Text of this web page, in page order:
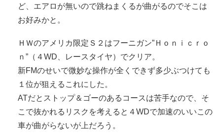
ど、エアロが無いので跳ねまくるが曲がるのでそこは
お好みかと。
ＨＷのアメリカ限定Ｓ２はフーニガン”Ｈｏｎｉｃｒｏ
ｎ”（４WD、レースタイヤ）でクリア。
新FMのせいで微妙な操作が全くできず多少ぶつけても
１位が狙えるこれにした。
ATだとストップ＆ゴーのあるコースは苦手なので、そ
こで抜かれるリスクを考えると４WDで加速のいいこの
車が曲がらないが上だろう。